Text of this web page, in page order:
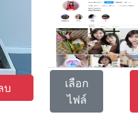
บ
เลือก
ไฟล์